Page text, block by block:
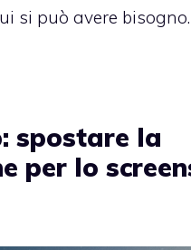
si può avere bisogno.
spostare la
per lo